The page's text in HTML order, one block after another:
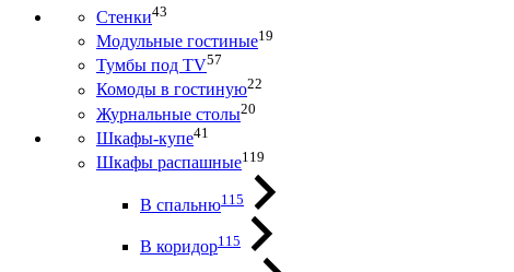
Стенки43
Модульные гостиные19
Тумбы под ТV57
Комоды в гостиную22
Журнальные столы20
Шкафы-купе41
Шкафы распашные119
В спальню115
В коридор115